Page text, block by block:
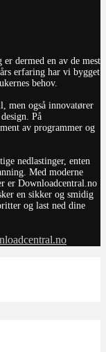
dermed en av de mest
erfaring har vi bygget
behov.
men også innovatører
På
av programmer og
nedlastinger, enten
Med moderne
er Downloadcentral.no
en sikker og smidig
og last ned dine